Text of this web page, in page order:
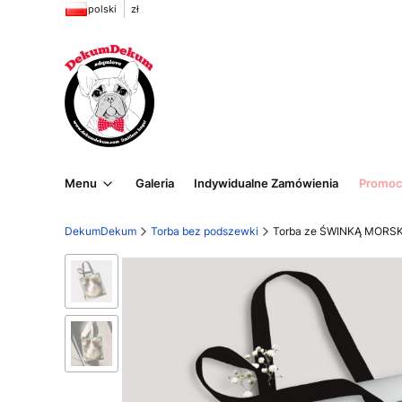
polski zł
Menu Galeria Indywidualne Zamówienia
DekumDekum Torba bez podszewki Torba ze ŚWINKĄ